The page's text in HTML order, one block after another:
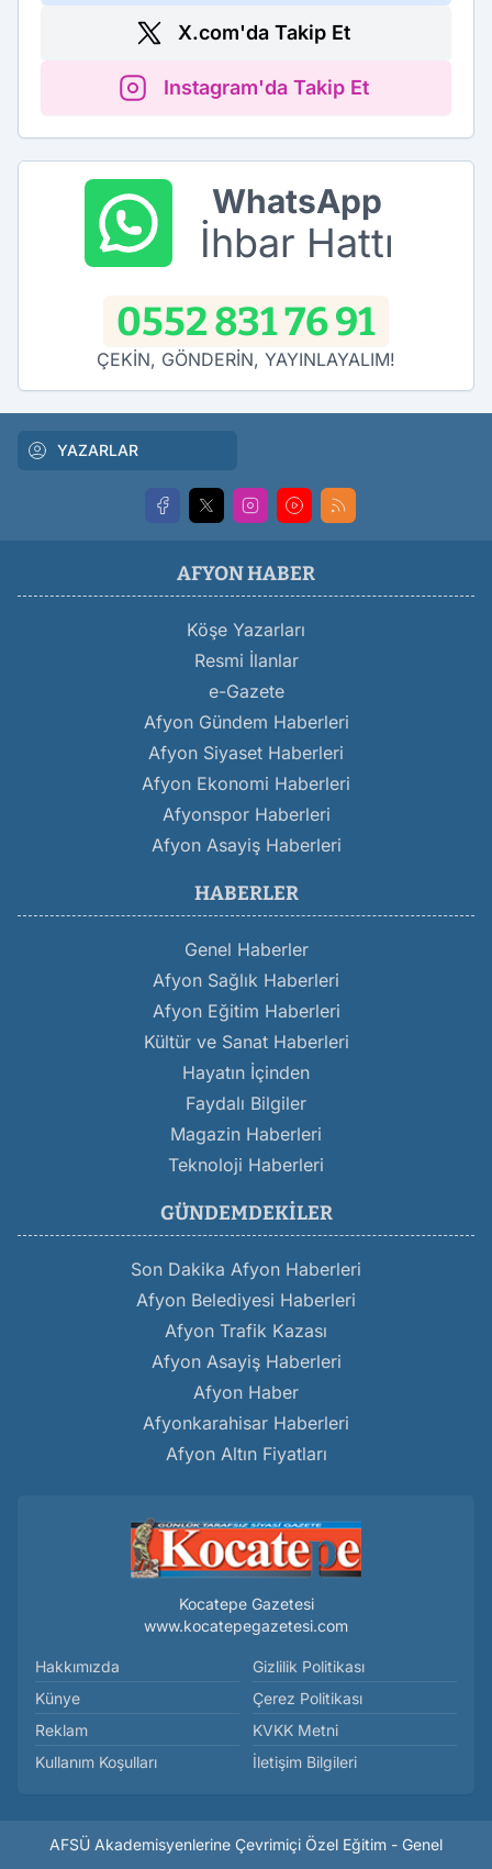
X.com'da Takip Et
Instagram'da Takip Et
WhatsApp
İhbar Hattı
0552 831 76 91
ÇEKİN, GÖNDERİN, YAYINLAYALIM!
YAZARLAR
AFYON HABER
Köşe Yazarları
Resmi İlanlar
e-Gazete
Afyon Gündem Haberleri
Afyon Siyaset Haberleri
Afyon Ekonomi Haberleri
Afyonspor Haberleri
Afyon Asayiş Haberleri
HABERLER
Genel Haberler
Afyon Sağlık Haberleri
Afyon Eğitim Haberleri
Kültür ve Sanat Haberleri
Hayatın İçinden
Faydalı Bilgiler
Magazin Haberleri
Teknoloji Haberleri
GÜNDEMDEKILER
Son Dakika Afyon Haberleri
Afyon Belediyesi Haberleri
Afyon Trafik Kazası
Afyon Asayiş Haberleri
Afyon Haber
Afyonkarahisar Haberleri
Afyon Altın Fiyatları
Kocatepe Gazetesi
www.kocatepegazetesi.com
Hakkımızda
Künye
Reklam
Kullanım Koşulları
Gizlilik Politikası
Çerez Politikası
KVKK Metni
İletişim Bilgileri
AFSÜ Akademisyenlerine Çevrimiçi Özel Eğitim - Genel